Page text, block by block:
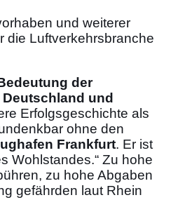
und weiterer
die Luftverkehrsbranche
der
und
Erfolgsgeschichte als
ohne den
Frankfurt. Er ist
Wohlstandes.“ Zu hohe
zu hohe Abgaben
gefährden laut Rhein